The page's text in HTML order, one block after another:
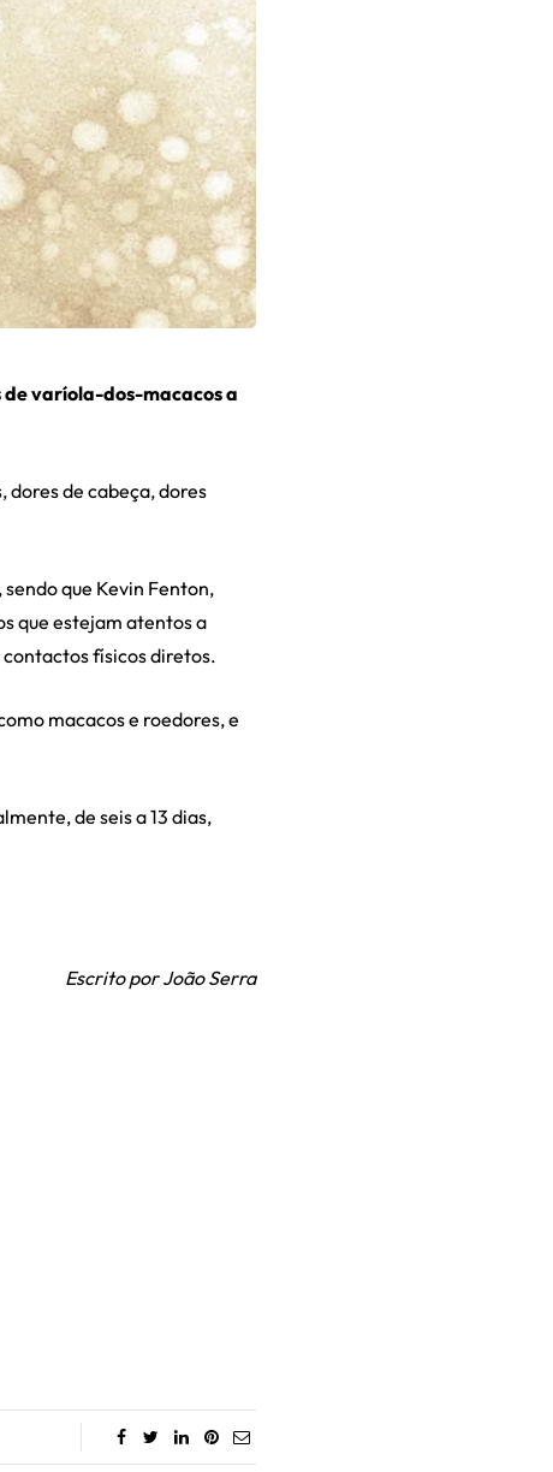
de varíola-dos-macacos a
dores de cabeça, dores
que Kevin Fenton,
que estejam atentos a
físicos diretos.
macacos e roedores, e
de seis a 13 dias,
Escrito por João Serra